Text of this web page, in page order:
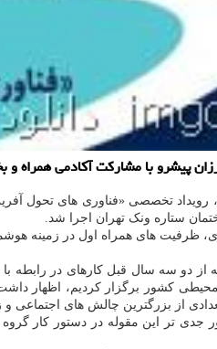
پیشرو با مشارکت آکادمی همراه و
رویداد تخصصی «فناوری های تحول
ظرفیت های همراه اول در زمینه
دو سه سال قبل کارهای در رابطه
کشور برگزار کردیم، اظهار داشت:
تعدادی از بزرگترین چالش های
تر این مقوله در دستور کار